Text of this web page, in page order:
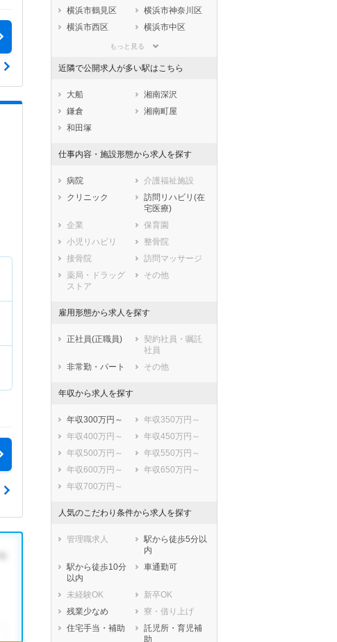
静岡県
愛知県
三重県
滋賀県
京都府
大阪府
奈良県
香川県
愛媛県
高知県
福岡県
佐賀県
長崎県
熊本県
横浜市鶴見区
横浜市神奈川区
横浜市西区
横浜市中区
横浜市保土ケ谷
横浜市磯子区
横浜市金沢区
横浜市港北区
横浜市戸塚区
横浜市港南区
横浜市旭区
横浜市緑区
横浜市青葉区
横浜市都筑区
川崎市高津区
川崎市多摩区
川崎市宮前区
川崎市麻生区
相模原市すべて
相模原市緑区
相模原市中央区
相模原市南区
鎌倉市
藤沢市
茅ヶ崎市
逗子市
三浦市
秦野市
海老名市
座間市
南足柄市
綾瀬市
三浦郡葉山町
高座郡寒川町
中郡大磯町
中郡二宮町
足柄上郡中井町
足柄下郡真鶴町
足柄下郡湯河原
町
愛甲郡愛川町
愛甲郡清川村
もっと見る
近隣で公開求人が多い駅はこちら
大船
湘南深沢
鎌倉
湘南町屋
和田塚
仕事内容・施設形態から求人を探す
病院
介護福祉施設
クリニック
訪問リハビリ(在
宅医療)
企業
保育園
小児リハビリ
整骨院
接骨院
訪問マッサージ
薬局・ドラッグ
ストア
その他
雇用形態から求人を探す
正社員(正職員)
契約社員・嘱託
社員
非常勤・パート
その他
年収から求人を探す
年収300万円～
年収350万円～
年収400万円～
年収450万円～
年収500万円～
年収550万円～
年収600万円～
年収650万円～
年収700万円～
人気のこだわり条件から求人を探す
管理職求人
駅から徒歩5分以
内
駅から徒歩10分
以内
車通勤可
未経験OK
新卒OK
残業少なめ
寮・借り上げ
住宅手当・補助
託児所・育児補
助